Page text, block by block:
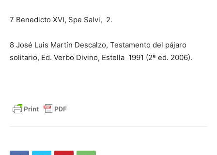
7 Benedicto XVI, Spe Salvi, 2.
8 José Luis Martín Descalzo, Testamento del pájaro
solitario, Ed. Verbo Divino, Estella 1991 (2ª ed. 2006).